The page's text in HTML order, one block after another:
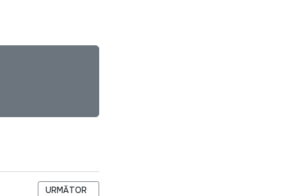
ARTICOLUL URMĂTOR: VESTUL, PERFUZIA PENTRU COMERȚUL
URMĂTOR